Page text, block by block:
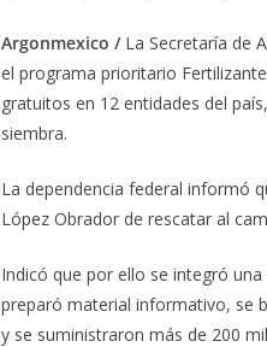
Argonmexico / La Secretaría de
el programa prioritario
gratuitos en 12 entidades del
siembra.
La dependencia federal informó
López Obrador de rescatar al
Indicó que por ello se integró
preparó material informativo, se
y se suministraron más de 200